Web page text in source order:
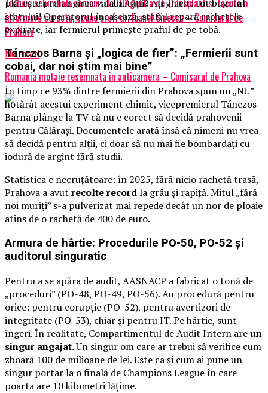
Trebuie schimbati oamenii de la Agentia de Transplant si facuta o
informare corecta, spune prof. dr. Ioanel Sinescu – Comisarul de
Prahova
Nu ratati
Romania motaie resemnata in anticamera – Comisarul de Prahova
plătește prelungirea valabilității? Ați ghicit: tot bugetul
statului! Operatorul încasează, statul repară rachetele
expirate, iar fermierul primește praful de pe tobă.
Tánczos Barna și „logica de fier”: „Fermierii sunt
cobai, dar noi știm mai bine”
În timp ce 93% dintre fermierii din Prahova spun un „NU”
hotărât acestui experiment chimic, vicepremierul Tánczos
Barna plânge la TV că nu e corect să decidă prahovenii
pentru Călărași. Documentele arată însă că nimeni nu vrea
să decidă pentru alții, ci doar să nu mai fie bombardați cu
iodură de argint fără studii.
Statistica e necruțătoare: în 2025, fără nicio rachetă trasă,
Prahova a avut recolte recordla grâu și rapiță. Mitul „fără
noi muriți” s-a pulverizat mai repede decât un nor de ploaie
atins de o rachetă de 400 de euro.
Armura de hârtie: Procedurile PO-50, PO-52 și
auditorul singuratic
Pentru a se apăra de audit, AASNACP a fabricat o tonă de
„proceduri” (PO-48, PO-49, PO-56). Au procedură pentru
orice: pentru corupție (PO-52), pentru avertizori de
integritate (PO-53), chiar și pentru IT. Pe hârtie, sunt
îngeri. În realitate, Compartimentul de Audit Intern areun
singur angajat. Un singur om care ar trebui să verifice cum
zboară 100 de milioane de lei. Este ca și cum ai pune un
singur portar la o finală de Champions League în care
poarta are 10 kilometri lățime.